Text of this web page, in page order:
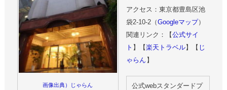
画像出典）じゃらん
アクセス：東京都豊島区池
袋2-10-2（Googleマップ）
関連リンク：【公式サイ
ト 】【楽天トラベル】【 じ
ゃらん 】
公式webスタンダードプ